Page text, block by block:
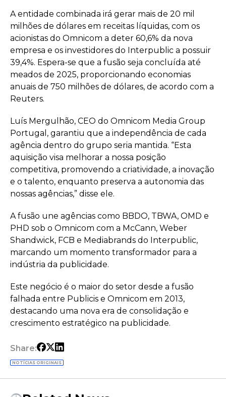
A entidade combinada irá gerar mais de 20 mil
milhões de dólares em receitas líquidas, com os
acionistas do Omnicom a deter 60,6% da nova
empresa e os investidores do Interpublic a possuir
39,4%. Espera-se que a fusão seja concluída até
meados de 2025, proporcionando economias
anuais de 750 milhões de dólares, de acordo com a
Reuters.
Luís Mergulhão, CEO do Omnicom Media Group
Portugal, garantiu que a independência de cada
agência dentro do grupo seria mantida. “Esta
aquisição visa melhorar a nossa posição
competitiva, promovendo a criatividade, a inovação
e o talento, enquanto preserva a autonomia das
nossas agências,” disse ele.
A fusão une agências como BBDO, TBWA, OMD e
PHD sob o Omnicom com a McCann, Weber
Shandwick, FCB e Mediabrands do Interpublic,
marcando um momento transformador para a
indústria da publicidade.
Este negócio é o maior do setor desde a fusão
falhada entre Publicis e Omnicom em 2013,
destacando uma nova era de consolidação e
crescimento estratégico na publicidade.
Share:
NOTÍCIAS ORIGINAIS